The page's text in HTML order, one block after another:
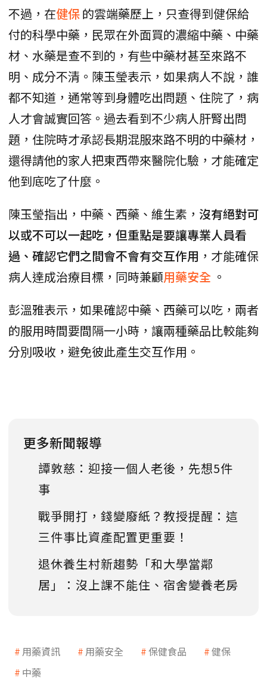
不過，在健保的雲端藥歷上，只查得到健保給
付的科學中藥，民眾在外面買的濃縮中藥、中藥
材、水藥是查不到的，有些中藥材甚至來路不
明、成分不清。陳玉瑩表示，如果病人不說，誰
都不知道，通常等到身體吃出問題、住院了，病
人才會誠實回答。過去看到不少病人肝腎出問
題，住院時才承認長期混服來路不明的中藥材，
還得請他的家人把東西帶來醫院化驗，才能確定
他到底吃了什麼。
陳玉瑩指出，中藥、西藥、維生素， 沒有絕對可
以或不可以一起吃，但重點是要讓專業人員看
過、確認它們之間會不會有交互作用 ，才能確保
病人達成治療目標，同時兼顧用藥安全 。
彭溫雅表示，如果確認中藥、西藥可以吃，兩者
的服用時間要間隔一小時，讓兩種藥品比較能夠
分別吸收，避免彼此產生交互作用。
更多新聞報導
譚敦慈：迎接一個人老後，先想5件
事
戰爭開打，錢變廢紙？教授提醒：這
三件事比資產配置更重要！
退休養生村新趨勢「和大學當鄰
居」：沒上課不能住、宿舍變養老房
用藥資訊 用藥安全 保健食品
健保
中藥